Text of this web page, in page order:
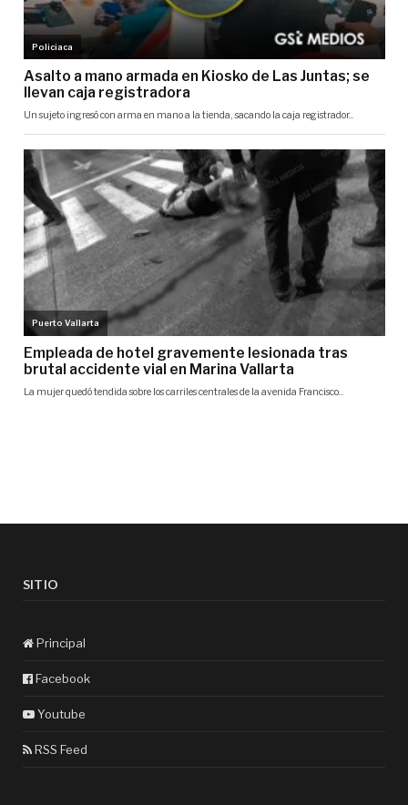
SITIO
Principal
Facebook
Youtube
RSS Feed